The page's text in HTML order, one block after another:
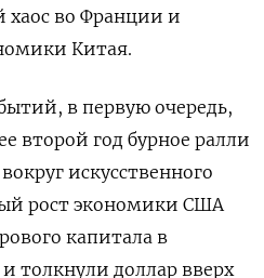
во Франции и
Китая.
в первую очередь,
второй год бурное ралли
искусственного
рост экономики США
капитала в
толкнули доллар вверх